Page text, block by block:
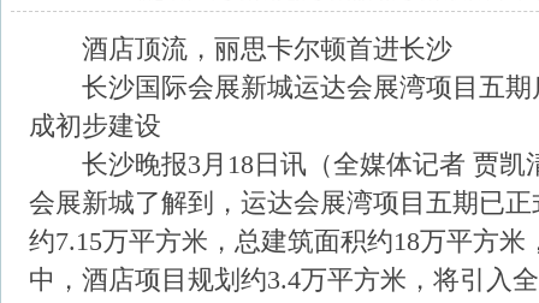
酒店顶流，丽思卡尔顿首进长沙
长沙国际会展新城运达会展湾项目五期
成初步建设
长沙晚报3月18日讯（全媒体记者 贾凯
会展新城了解到，运达会展湾项目五期已
约7.15万平方米，总建筑面积约18万平方米
中，酒店项目规划约3.4万平方米，将引入